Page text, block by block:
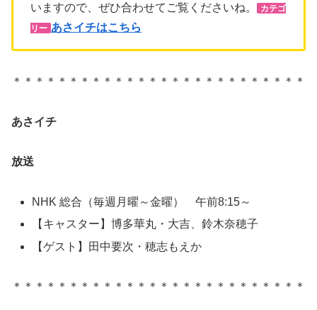
いますので、ぜひ合わせてご覧くださいね。
カテゴ
リー あさイチはこちら
＊＊＊＊＊＊＊＊＊＊＊＊＊＊＊＊＊＊＊＊＊＊＊＊＊＊
あさイチ
放送
NHK 総合（毎週月曜～金曜） 午前8:15～
【キャスター】博多華丸・大吉、鈴木奈穂子
【ゲスト】田中要次・穂志もえか
＊＊＊＊＊＊＊＊＊＊＊＊＊＊＊＊＊＊＊＊＊＊＊＊＊＊